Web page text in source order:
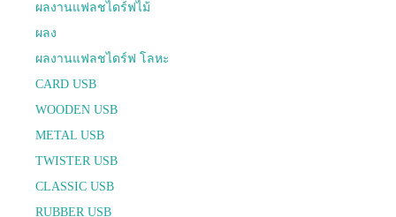
ผลงานแฟลชไดร์ฟไม้
ผลง
ผลงานแฟลชไดร์ฟ โลหะ
CARD USB
WOODEN USB
METAL USB
TWISTER USB
CLASSIC USB
RUBBER USB